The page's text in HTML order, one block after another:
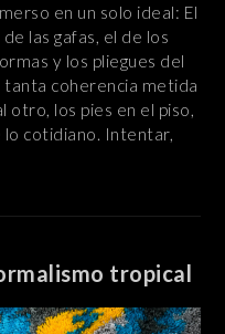
en un solo ideal: El
las gafas, el de los
y los pliegues del
tanta coherencia metida
otro, los pies en el piso,
lo cotidiano. Intentar,
tropical